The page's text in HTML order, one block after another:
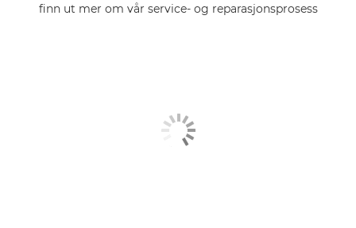
finn ut mer om vår service- og reparasjonsprosess